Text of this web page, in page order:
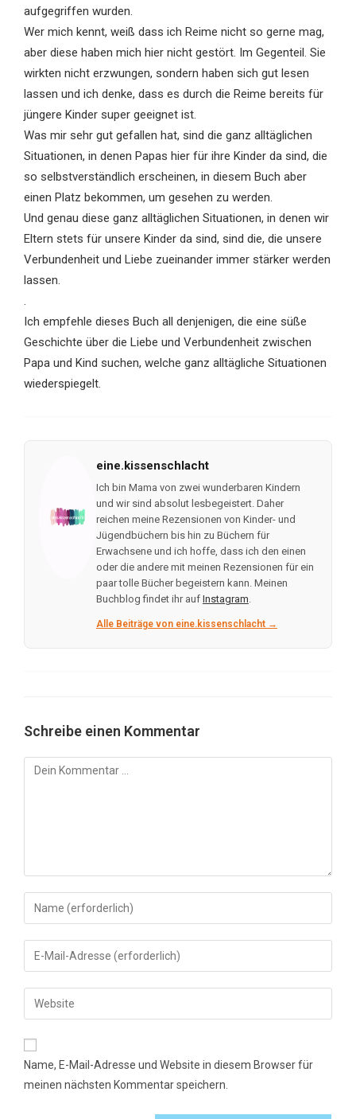
aufgegriffen wurden.
Wer mich kennt, weiß dass ich Reime nicht so gerne mag,
aber diese haben mich hier nicht gestört. Im Gegenteil. Sie
wirkten nicht erzwungen, sondern haben sich gut lesen
lassen und ich denke, dass es durch die Reime bereits für
jüngere Kinder super geeignet ist.
Was mir sehr gut gefallen hat, sind die ganz alltäglichen
Situationen, in denen Papas hier für ihre Kinder da sind, die
so selbstverständlich erscheinen, in diesem Buch aber
einen Platz bekommen, um gesehen zu werden.
Und genau diese ganz alltäglichen Situationen, in denen wir
Eltern stets für unsere Kinder da sind, sind die, die unsere
Verbundenheit und Liebe zueinander immer stärker werden
lassen.
.
Ich empfehle dieses Buch all denjenigen, die eine süße
Geschichte über die Liebe und Verbundenheit zwischen
Papa und Kind suchen, welche ganz alltägliche Situationen
wiederspiegelt.
eine.kissenschlacht
Ich bin Mama von zwei wunderbaren Kindern
und wir sind absolut lesbegeistert. Daher
reichen meine Rezensionen von Kinder- und
Jügendbüchern bis hin zu Büchern für
Erwachsene und ich hoffe, dass ich den einen
oder die andere mit meinen Rezensionen für ein
paar tolle Bücher begeistern kann. Meinen
Buchblog findet ihr auf Instagram.
Alle Beiträge von eine.kissenschlacht →
Schreibe einen Kommentar
Kommentar
Gib
deinen
Namen
oder
zum
Kommentieren
ein
Gib
deine
E-
Mail-
zum
Kommentieren
ein
Gib
deine
Website-
Name, E-Mail-Adresse und Website in diesem Browser für
meinen nächsten Kommentar speichern.